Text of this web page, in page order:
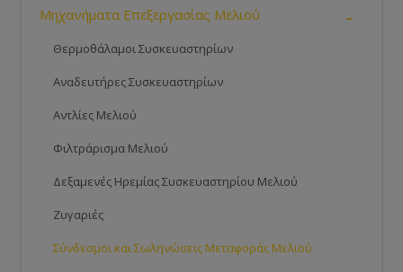
Μηχανήματα Επεξεργασίας Μελιού -
Θερμοθάλαμοι Συσκευαστηρίων
Αναδευτήρες Συσκευαστηρίων
Αντλίες Μελιού
Φιλτράρισμα Μελιού
Δεξαμενές Ηρεμίας Συσκευαστηρίου Μελιού
Ζυγαριές
Σύνδεσμοι και Σωληνώσεις Μεταφοράς Μελιού